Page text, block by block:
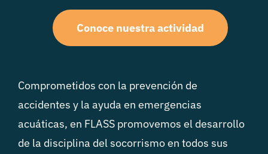
Conoce nuestra actividad
Comprometidos con la prevención de
accidentes y la ayuda en emergencias
acuáticas, en FLASS promovemos el desarrollo
de la disciplina del socorrismo en todos sus